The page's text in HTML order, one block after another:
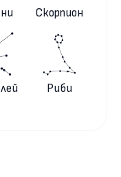
Скорпион
Риби